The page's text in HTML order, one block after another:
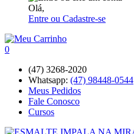
Olá,
Entre ou Cadastre-se
0
(47) 3268-2020
Whatsapp: (47) 98448-0544
Meus Pedidos
Fale Conosco
Cursos